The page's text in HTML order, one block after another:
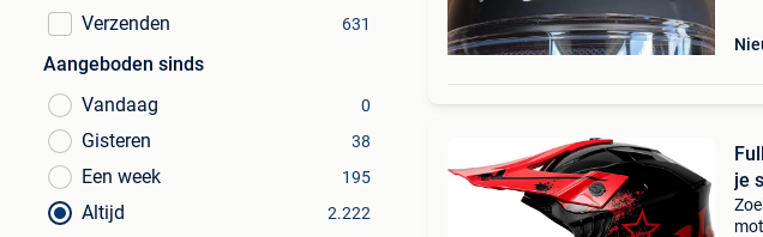
Verzenden 631
Aangeboden sinds
Vandaag
0
Gisteren 38
Een week 195
Altijd 2.222
je